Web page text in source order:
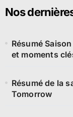
Nos
Résumé
et moments
Résumé de la
Tomorrow